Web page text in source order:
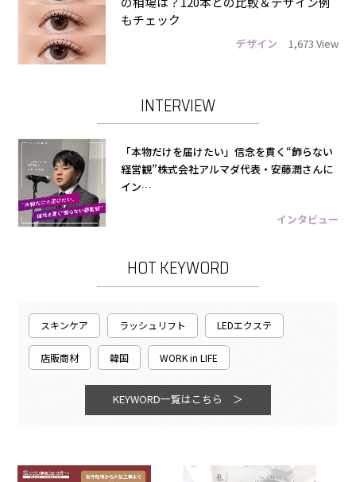
もチェック
デザイン 1,673 View
INTERVIEW
「本物だけを届けたい」信念を貫く“飾らない
経営観”株式会社アルマダ代表・安藤潤さんに
イン…
インタビュー
HOT KEYWORD
スキンケア ラッシュリフト LEDエクステ
店販商材 韓国 WORK in LIFE
KEYWORD一覧はこちら